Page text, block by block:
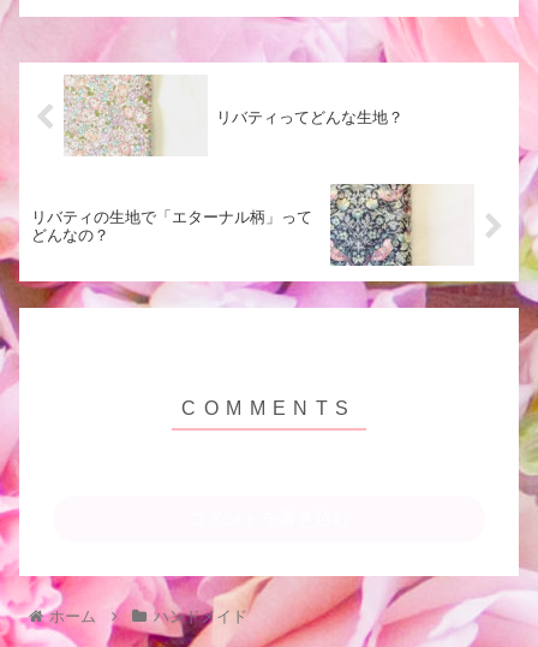
リバティってどんな生地？
リバティの生地で「エターナル柄」って
どんなの？
ホーム ハンドメイド